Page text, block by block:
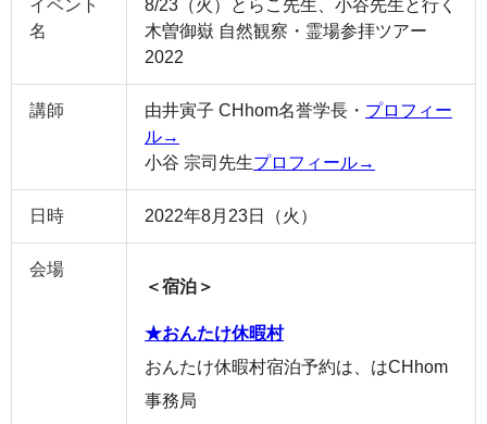
イベント
名
8/23（火）とらこ先生、小谷先生と行く
木曽御嶽 自然観察・霊場参拝ツアー
2022
講師 由井寅子 CHhom名誉学長・ プロフィー
ル→
小谷 宗司先生プロフィール→
日時 2022年8月23日（火）
会場
＜宿泊＞
★おんたけ休暇村
おんたけ休暇村宿泊予約は、はCHhom
事務局